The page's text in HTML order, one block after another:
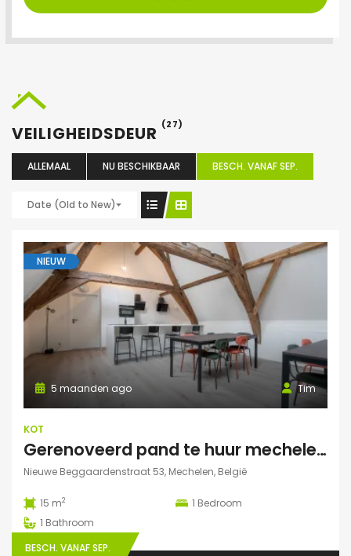
VEILIGHEIDSDEUR (27)
ALLEMAAL NU BESCHIKBAAR BESCH. VANAF SEP.
Date (Old to New)
NIEUW
Tim
5 maanden ago
KOT
Gerenoveerd pand te huur mechelen Nieuwe Beggaardenstr
Nieuwe Beggaardenstraat 53, Mechelen, België
15 m2 1 Bedroom
1 Bathroom
BESCH. VANAF SEP.